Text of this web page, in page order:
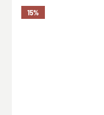
15%